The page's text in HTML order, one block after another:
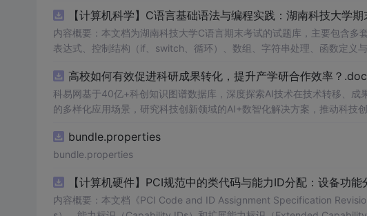
【计算机科学】C语言基础语法与编程实践：湖南科技大学
内容概要：本文档为湖南科技大学C语言期末考试的试题库，主要包含
表达式、控制结构（if、switch、循环）、数组、字符串处理、函数定义
程的学生，特别是准备期末考试或需要强化基础知识的初学者。; 使用场景及目标：①用于考前复习，检验对C语言核心概念的掌握程度；
②辅助教师出题或课堂教学练习；③通过反复练习提高编程思维与代码逻辑分析能力。; 阅读建议：建议结合教
重点关注易错题和涉及复杂逻辑控制的题目，理解每道题背后的程序执行
高校如何有效促进科研成果转化，提升产学研合作效率？
科易网基于40亿+科创知识图谱数据库，深度探索AI技术在技术转移、
的多样化应用场景，研究科技创新领域的AI+数智化解决方案，推动科技
bundle.properties
bundle.properties
【计算机硬件】PCI规范中的类代码与能力ID分配：设备功
内容概要：本文档《PCI Code and ID Assignment Specification